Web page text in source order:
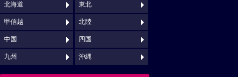
北海道 東北
甲信越 北陸
中国 四国
九州 沖縄